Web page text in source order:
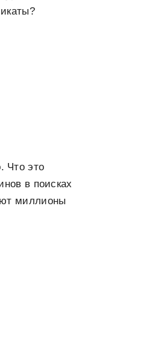
Что это
в поисках
миллионы